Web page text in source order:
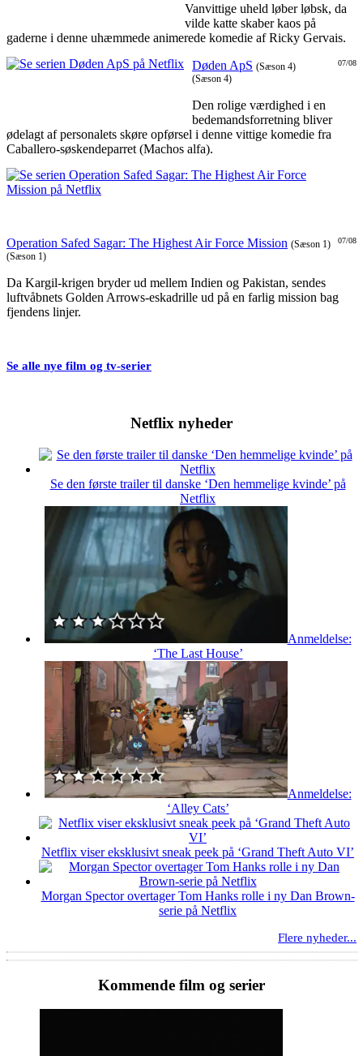
Vanvittige uheld løber løbsk, da
vilde katte skaber kaos på
gaderne i denne uhæmmede animerede komedie af Ricky Gervais.
07/08
Døden ApS (Sæson 4)
(Sæson 4)
Den rolige værdighed i en
bedemandsforretning bliver
ødelagt af personalets skøre opførsel i denne vittige komedie fra
Caballero-søskendeparret (Machos alfa).
07/08
Operation Safed Sagar: The Highest Air Force Mission (Sæson 1)
(Sæson 1)
Da Kargil-krigen bryder ud mellem Indien og Pakistan, sendes
luftvåbnets Golden Arrows-eskadrille ud på en farlig mission bag
fjendens linjer.
Se alle nye film og tv-serier
Netflix nyheder
Se den første trailer til danske ‘Den hemmelige kvinde’ på
Netflix
Anmeldelse:
‘The Last House’
Anmeldelse:
‘Alley Cats’
Netflix viser eksklusivt sneak peek på ‘Grand Theft Auto VI’
Morgan Spector overtager Tom Hanks rolle i ny Dan Brown-
serie på Netflix
Flere nyheder...
Kommende film og serier